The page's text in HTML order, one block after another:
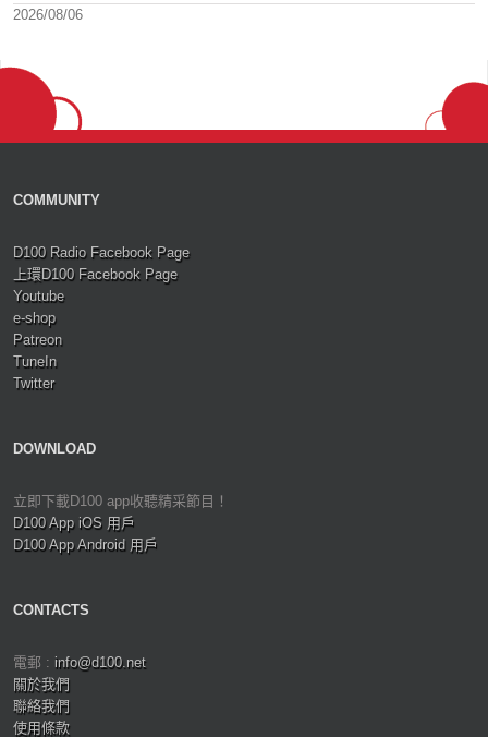
2026/08/06
COMMUNITY
D100 Radio Facebook Page
上環D100 Facebook Page
Youtube
e-shop
Patreon
TuneIn
Twitter
DOWNLOAD
立即下載D100 app收聽精采節目！
D100 App iOS 用戶
D100 App Android 用戶
CONTACTS
電郵 : info@d100.net
關於我們
聯絡我們
使用條款